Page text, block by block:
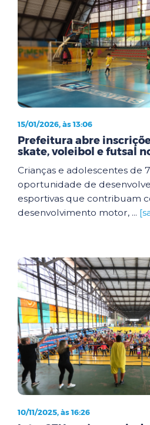
15/01/2026, às 13:06
Prefeitura abre
skate, voleibol e futsal
Crianças e adolescentes de
oportunidade de
esportivas que contribuam
desenvolvimento motor, ...
10/11/2025, às 16:26